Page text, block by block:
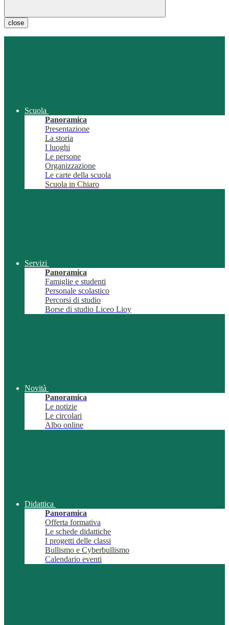
close
Scuola
Panoramica
Presentazione
La storia
I luoghi
Le persone
Organizzazione
Le carte della scuola
Scuola in Chiaro
Servizi
Panoramica
Famiglie e studenti
Personale scolastico
Percorsi di studio
Borse di studio Liceo Lioy
Novità
Panoramica
Le notizie
Le circolari
Albo online
Didattica
Panoramica
Offerta formativa
Le schede didattiche
I progetti delle classi
Bullismo e Cyberbullismo
Calendario eventi